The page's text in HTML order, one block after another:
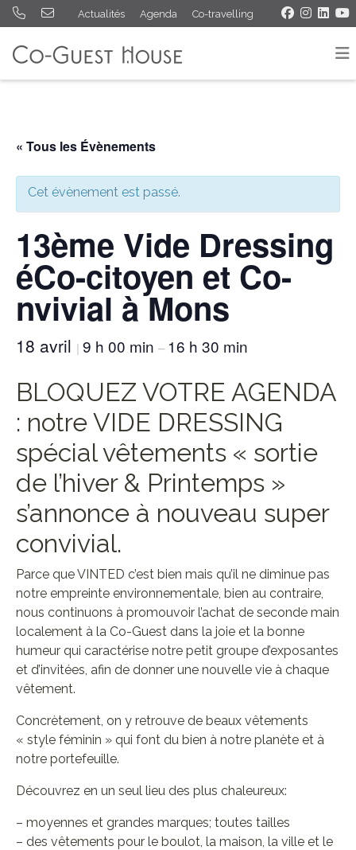
Actualités Agenda Co-travelling
« Tous les Évènements
Cet évènement est passé.
13ème Vide Dressing
éCo-citoyen et Co-
nvivial à Mons
18 avril | 9 h 00 min – 16 h 30 min
BLOQUEZ VOTRE AGENDA
: notre VIDE DRESSING
spécial vêtements « sortie
de l’hiver & Printemps »
s’annonce à nouveau super
convivial.
Parce que VINTED c’est bien mais qu’il ne diminue pas
notre empreinte environnementale, bien au contraire,
nous continuons à promouvoir l’achat de seconde main
localement à la Co-Guest dans la joie et la bonne
humeur qui caractérise notre petit groupe d’exposantes
et d’invitées, afin de donner une nouvelle vie à chaque
vêtement.
Concrètement, on y retrouve de beaux vêtements
« style féminin » qui font du bien à notre planète et à
notre portefeuille.
Découvrez en un seul lieu des plus chaleureux:
– moyennes et grandes marques; toutes tailles
– des vêtements pour le boulot, la maison, la ville et le